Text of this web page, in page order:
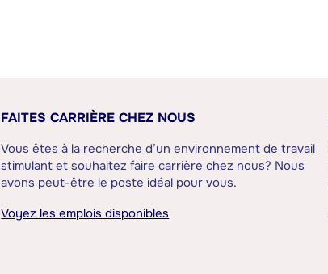
FAITES CARRIÈRE CHEZ NOUS
Vous êtes à la recherche d’un environnement de travail
stimulant et souhaitez faire carrière chez nous? Nous
avons peut-être le poste idéal pour vous.
Voyez les emplois disponibles